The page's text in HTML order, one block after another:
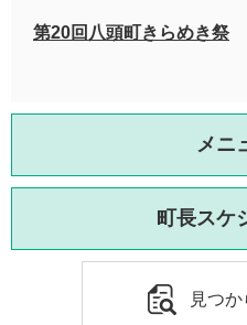
第20回八頭町きらめき祭
メニ
町長スケ
見つ